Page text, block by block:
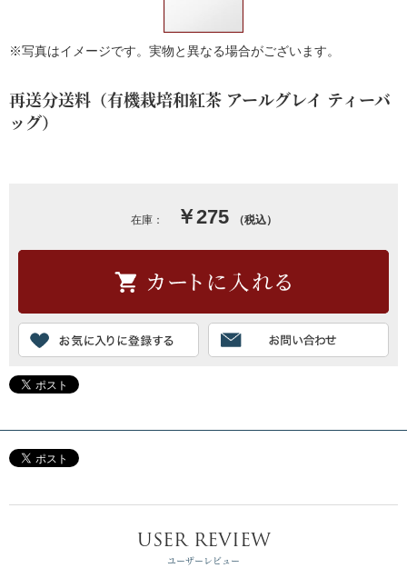
※写真はイメージです。実物と異なる場合がございます。
再送分送料（有機栽培和紅茶 アールグレイ ティーバ
ッグ）
在庫： ￥275 （税込）
USER REVIEW
ユーザーレビュー